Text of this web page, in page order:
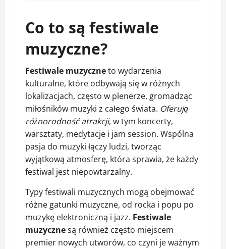
Co to są festiwale
muzyczne?
Festiwale muzyczneto wydarzenia
kulturalne, które odbywają się w różnych
lokalizacjach, często w plenerze, gromadząc
miłośników muzyki z całego świata. Oferują
różnorodność atrakcji, w tym koncerty,
warsztaty, medytacje i jam session. Wspólna
pasja do muzyki łączy ludzi, tworząc
wyjątkową atmosferę, która sprawia, że każdy
festiwal jest niepowtarzalny.
Typy festiwali muzycznych mogą obejmować
różne gatunki muzyczne, od rocka i popu po
muzykę elektroniczną i jazz. Festiwale
muzycznesą również często miejscem
premier nowych utworów, co czyni je ważnym